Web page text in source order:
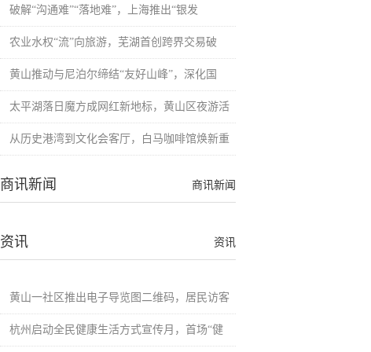
破解“沟通难”“落地难”，上海推出“银发
农业水权“流”向旅游，芜湖首创跨界交易破
黄山推动与尼泊尔缔结“友好山峰”，深化国
太平湖落日魔方成网红新地标，黄山区夜游活
从历史港湾到文化会客厅，白马咖啡馆焕新重
商讯新闻
商讯新闻
资讯
资讯
黄山一社区推出电子导览图二维码，居民访客
杭州启动全民健康生活方式宣传月，首场“健